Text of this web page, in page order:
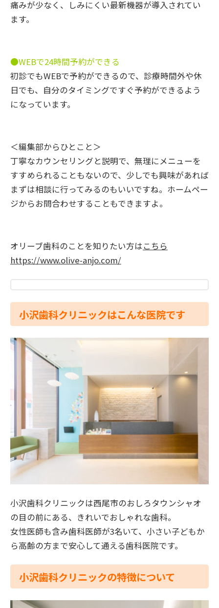
痛みが少なく、しみにくい最新機器が導入されてい
ます。
●WEBで24時間予約ができる
初診でもWEBで予約ができるので、診療時間外や休
日でも、自分のタイミングですぐ予約ができるよう
になっています。
＜編集部からひとこと＞
丁寧なカウンセリングと説明で、無理にメニューを
すすめられることもないので、少しでも興味があれば
まずは相談に行ってみるのもいいですね。ホームペー
ジからお問合わせすることもできますよ。
オリーブ歯科のことを知りたい方はこちら
https://www.olive-anjo.com/
小沢歯科クリニックはこんな医院です
小沢歯科クリニックは西尾市のおしろタウンシャオ
の目の前にある、きれいでおしゃれな歯科。
女性医師も含み歯科医師が3名いて、小さい子どもか
ら高齢の方まで安心して通える歯科医院です。
小沢歯科クリニックの特徴について